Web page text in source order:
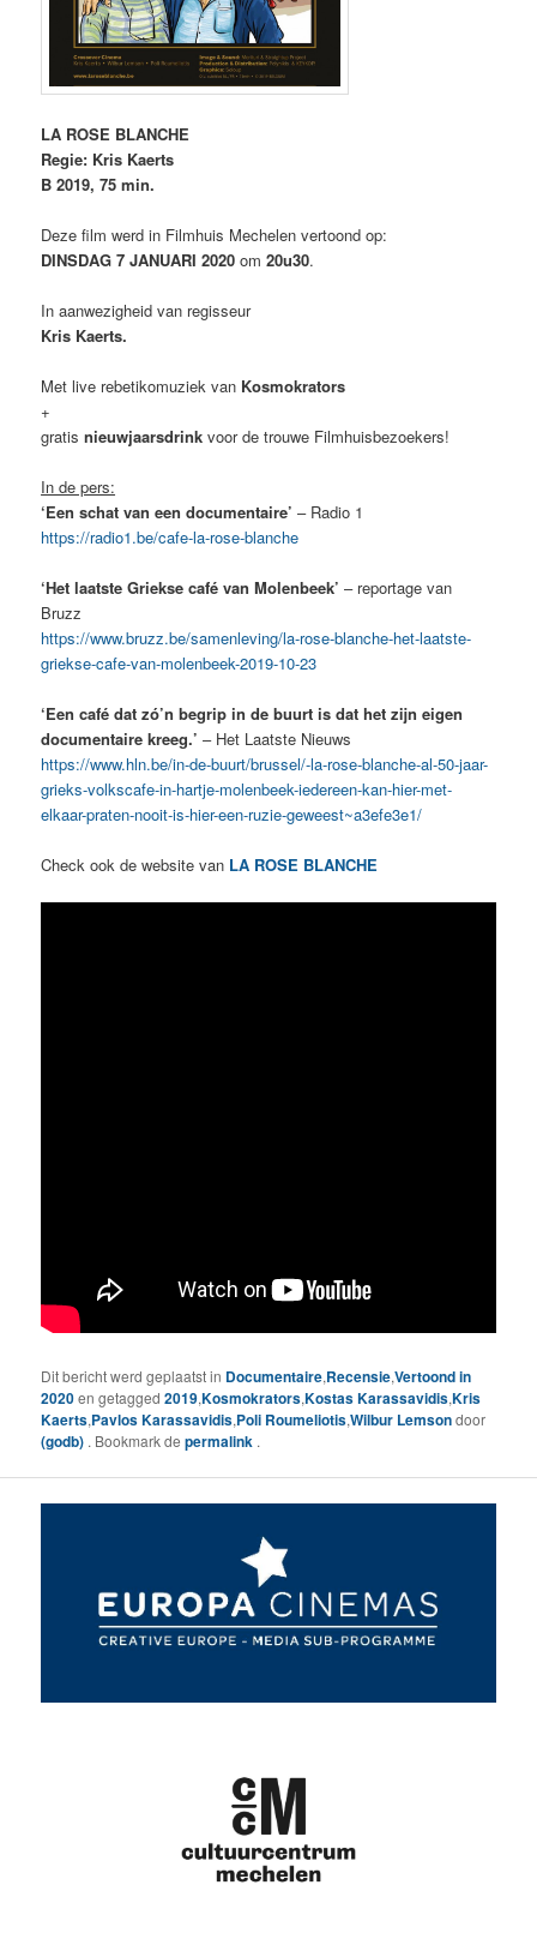
LA ROSE BLANCHE
Regie: Kris Kaerts
B 2019, 75 min.
Deze film werd in Filmhuis Mechelen vertoond op:
DINSDAG 7 JANUARI 2020 om20u30.
In aanwezigheid van regisseur
Kris Kaerts.
Met live rebetikomuziek van Kosmokrators
+
gratis nieuwjaarsdrink voor de trouwe Filmhuisbezoekers!
In de pers:
‘Een schat van een documentaire’ – Radio 1
https://radio1.be/cafe-la-rose-blanche
‘Het laatste Griekse café van Molenbeek’ – reportage van
Bruzz
https://www.bruzz.be/samenleving/la-rose-blanche-het-laatste-
griekse-cafe-van-molenbeek-2019-10-23
‘Een café dat zó’n begrip in de buurt is dat het zijn eigen
documentaire kreeg.’ – Het Laatste Nieuws
https://www.hln.be/in-de-buurt/brussel/-la-rose-blanche-al-50-jaar-
grieks-volkscafe-in-hartje-molenbeek-iedereen-kan-hier-met-
elkaar-praten-nooit-is-hier-een-ruzie-geweest~a3efe3e1/
Check ook de website van LA ROSE BLANCHE
Dit bericht werd geplaatst in Documentaire,Recensie,Vertoond in
2020en getagged2019,Kosmokrators,Kostas Karassavidis,Kris
Kaerts,Pavlos Karassavidis,Poli Roumeliotis,Wilbur Lemsondoor
(godb) . Bookmark depermalink .